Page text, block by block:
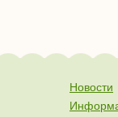
Новости